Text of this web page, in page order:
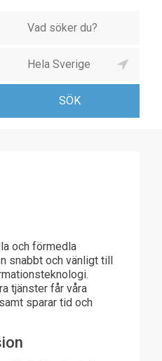
och förmedla
snabbt och vänligt till
tjänster får våra
sparar tid och